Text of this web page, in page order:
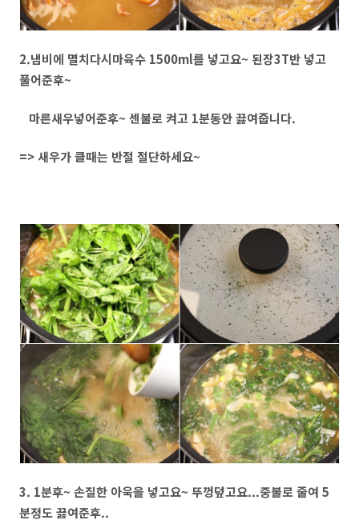
2.냄비에 멸치다시마육수 1500ml를 넣고요~ 된장3T반 넣고
풀어준후~
마른새우넣어준후~ 센불로 켜고 1분동안 끓여줍니다.
=> 새우가 클때는 반절 절단하세요~
3. 1분후~ 손질한 아욱을 넣고요~ 뚜껑덮고요...중불로 줄여 5
분정도 끓여준후..